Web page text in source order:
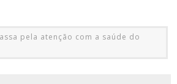
pela atenção com a saúde do